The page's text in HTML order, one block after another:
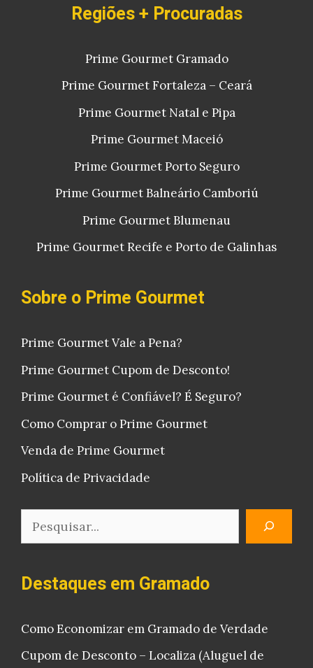
Regiões + Procuradas
Prime Gourmet Gramado
Prime Gourmet Fortaleza – Ceará
Prime Gourmet Natal e Pipa
Prime Gourmet Maceió
Prime Gourmet Porto Seguro
Prime Gourmet Balneário Camboriú
Prime Gourmet Blumenau
Prime Gourmet Recife e Porto de Galinhas
Sobre o Prime Gourmet
Prime Gourmet Vale a Pena?
Prime Gourmet Cupom de Desconto!
Prime Gourmet é Confiável? É Seguro?
Como Comprar o Prime Gourmet
Venda de Prime Gourmet
Política de Privacidade
Pesquisar
Destaques em Gramado
Como Economizar em Gramado de Verdade
Cupom de Desconto – Localiza (Aluguel de